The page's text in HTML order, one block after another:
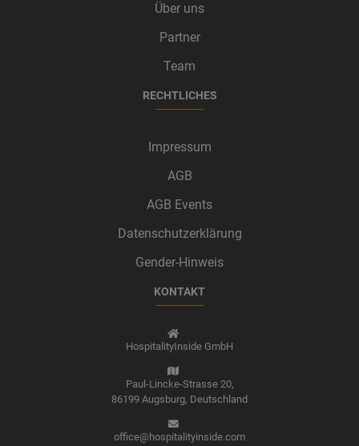
Über uns
Partner
Team
RECHTLICHES
Impressum
AGB
AGB Events
Datenschutzerklärung
Gender-Hinweis
KONTAKT
HospitalityInside GmbH
Paul-Lincke-Strasse 20,
86199 Augsburg, Deutschland
office@hospitalityinside.com